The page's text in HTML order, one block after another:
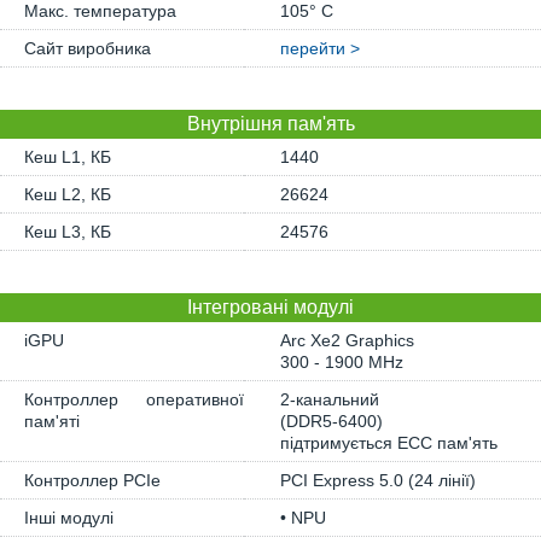
Макс. температура
105° C
Сайт виробника
перейти >
Внутрішня пам'ять
Кеш L1, КБ
1440
Кеш L2, КБ
26624
Кеш L3, КБ
24576
Інтегровані модулі
iGPU
Arc Xe2 Graphics
300 - 1900 MHz
Контроллер оперативної
пам'яті
2-канальний
(DDR5-6400)
підтримується ECC пам'ять
Контроллер PCIe
PCI Express 5.0 (24 лінії)
Інші модулі
• NPU